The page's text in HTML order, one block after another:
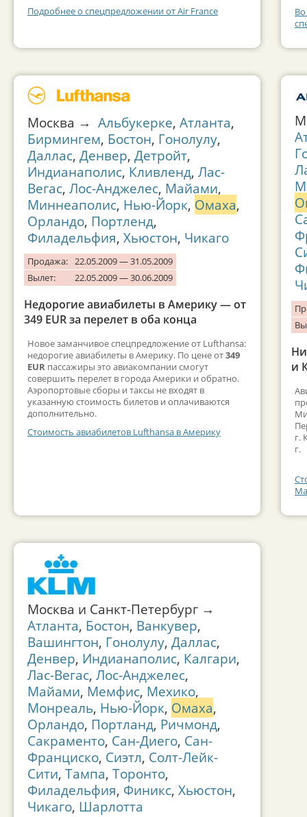
Подробнее о спецпредложении от Air France
Москва → Альбукерке, Атланта,
Бирмингем, Бостон, Гонолулу,
Даллас, Денвер, Детройт,
Индианаполис, Кливленд, Лас-
Вегас, Лос-Анджелес, Майами,
Миннеаполис, Нью-Йорк, Омаха,
Орландо, Портленд,
Филадельфия, Хьюстон, Чикаго
Продажа: 22.05.2009 — 31.05.2009
Вылет:
22.05.2009 — 30.06.2009
Недорогие авиабилеты в Америку — от
349 EUR за перелет в оба конца
Новое заманчивое спецпредложение от Lufthansa:
недорогие авиабилеты в Америку. По цене от349
EUR пассажиры это авиакомпании смогут
совершить перелет в города Америки и обратно.
Аэропортовые сборы и таксы не входят в
указанную стоимость билетов и оплачиваются
дополнительно.
Стоимость авиабилетов Lufthansa в Америку
Москва и Санкт-Петербург →
Атланта, Бостон, Ванкувер,
Вашингтон, Гонолулу, Даллас,
Денвер, Индианаполис, Калгари,
Лас-Вегас, Лос-Анджелес,
Майами, Мемфис, Мехико,
Монреаль, Нью-Йорк, Омаха,
Орландо, Портланд, Ричмонд,
Сакраменто, Сан-Диего, Сан-
Франциско, Сиэтл, Солт-Лейк-
Сити, Тампа, Торонто,
Филадельфия, Финикс, Хьюстон,
Чикаго, Шарлотта
и
г.
г.